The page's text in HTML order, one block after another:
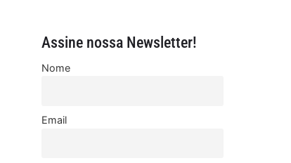
Assine nossa Newsletter!
Nome
Email